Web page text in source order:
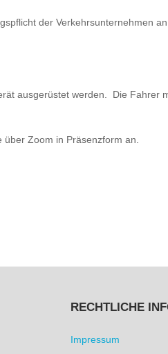
der Verkehrsunternehmen
ausgerüstet werden. Die Fahrer
Zoom in Präsenzform an.
RECHTLICHE
Impressum